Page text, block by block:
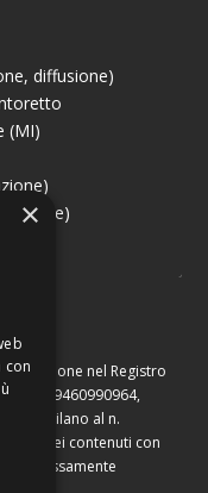
diffusione)
(MI)
di iscrizione nel Registro
09460990964,
di Milano al n.
dei contenuti con
espressamente
×
con